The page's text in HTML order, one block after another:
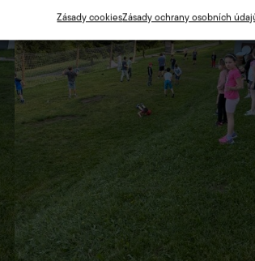
Zásady cookiesZásady ochrany osobních